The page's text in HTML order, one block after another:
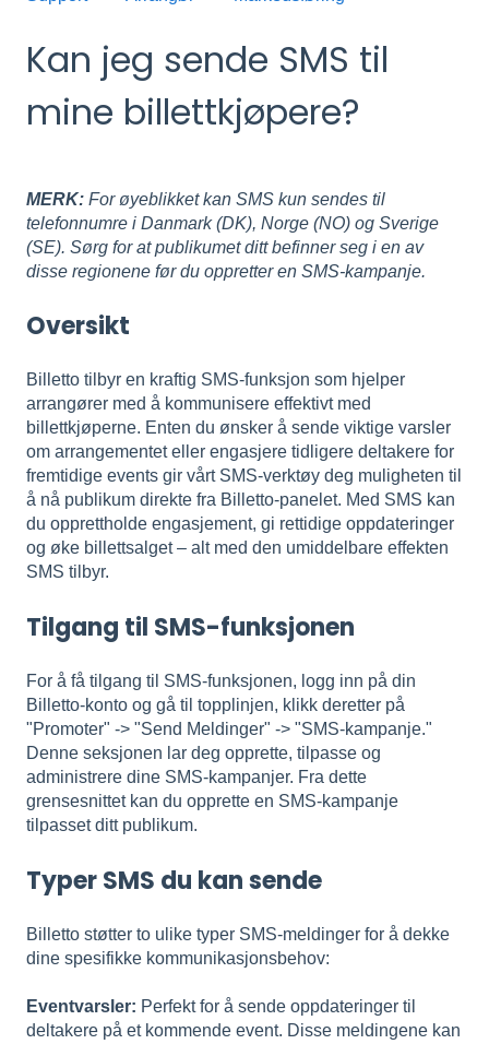
Kan jeg sende SMS til
mine billettkjøpere?
MERK: For øyeblikket kan SMS kun sendes til
telefonnumre i Danmark (DK), Norge (NO) og Sverige
(SE). Sørg for at publikumet ditt befinner seg i en av
disse regionene før du oppretter en SMS-kampanje.
Oversikt
Billetto tilbyr en kraftig SMS-funksjon som hjelper
arrangører med å kommunisere effektivt med
billettkjøperne. Enten du ønsker å sende viktige varsler
om arrangementet eller engasjere tidligere deltakere for
fremtidige events gir vårt SMS-verktøy deg muligheten til
å nå publikum direkte fra Billetto-panelet. Med SMS kan
du opprettholde engasjement, gi rettidige oppdateringer
og øke billettsalget – alt med den umiddelbare effekten
SMS tilbyr.
Tilgang til SMS-funksjonen
For å få tilgang til SMS-funksjonen, logg inn på din
Billetto-konto og gå til topplinjen, klikk deretter på
"Promoter" -> "Send Meldinger" -> "SMS-kampanje."
Denne seksjonen lar deg opprette, tilpasse og
administrere dine SMS-kampanjer. Fra dette
grensesnittet kan du opprette en SMS-kampanje
tilpasset ditt publikum.
Typer SMS du kan sende
Billetto støtter to ulike typer SMS-meldinger for å dekke
dine spesifikke kommunikasjonsbehov:
Eventvarsler: Perfekt for å sende oppdateringer til
deltakere på et kommende event. Disse meldingene kan